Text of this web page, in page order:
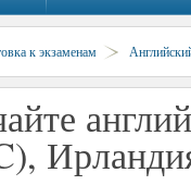
к экзаменам